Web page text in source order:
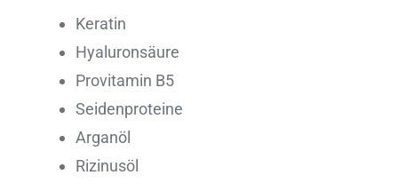
Keratin
Hyaluronsäure
Provitamin B5
Seidenproteine
Arganöl
Rizinusöl